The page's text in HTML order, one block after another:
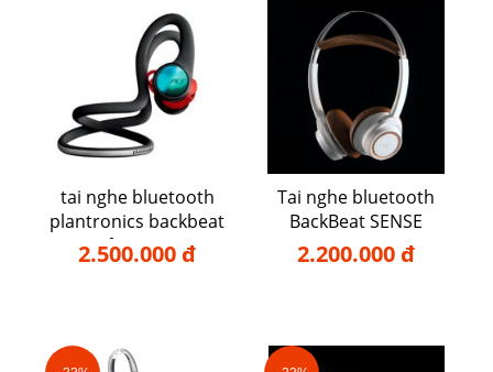
tai nghe bluetooth
plantronics backbeat
fit 2100
2.500.000 đ
Tai nghe bluetooth
BackBeat SENSE
2.200.000 đ